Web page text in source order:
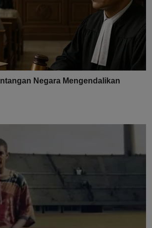
Negara Mengendalikan